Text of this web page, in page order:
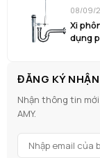
08/09/
Xi
dụng
ĐĂNG KÝ
Nhận thông tin
AMY.